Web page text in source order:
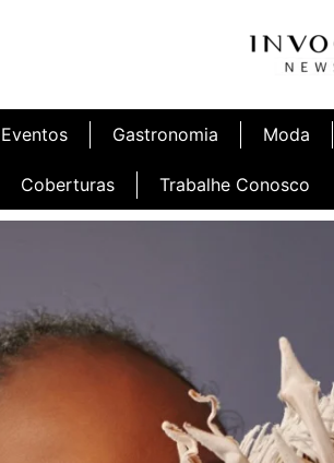
Eventos Gastronomia Moda
Coberturas Trabalhe Conosco